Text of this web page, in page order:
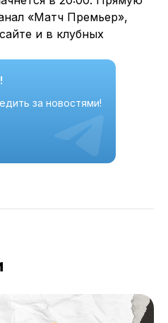
«Матч Премьер»,
и в клубных
за новостями!